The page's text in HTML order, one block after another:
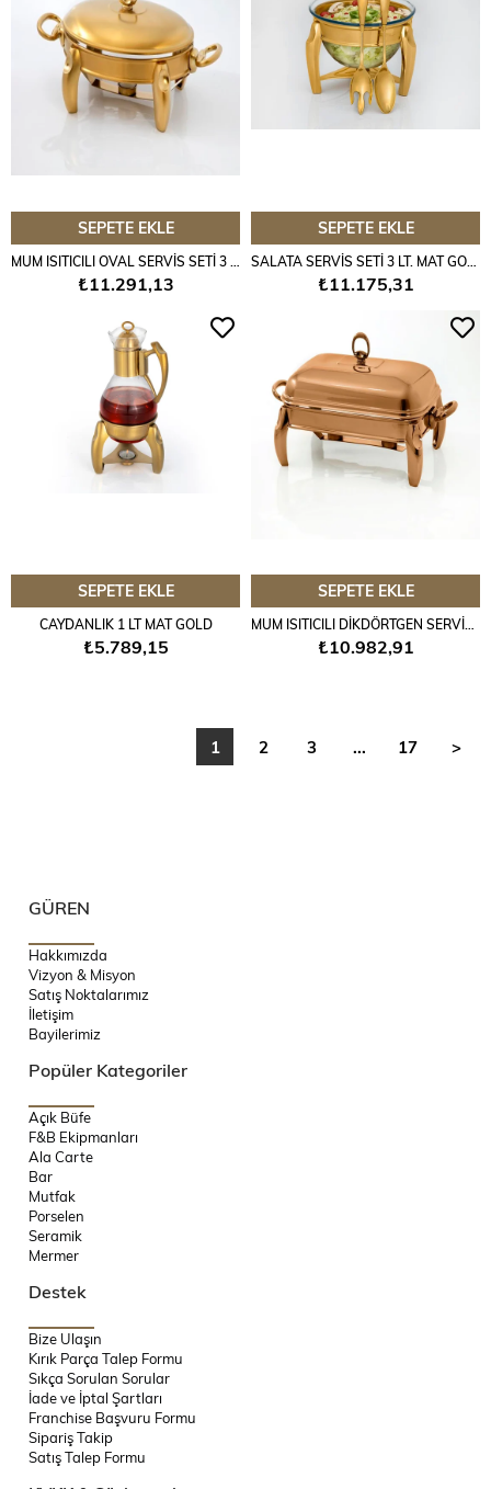
SEPETE EKLE
₺11.291,13
SEPETE EKLE
₺11.175,31
SEPETE EKLE
CAYDANLIK 1 LT MAT GOLD
₺5.789,15
SEPETE EKLE
MUM ISITICILI DİKDÖRTGEN SERVİS SETİ 1,5 LT. ROSEGOLD
₺10.982,91
1 2 3 ... 17 >
GÜREN
Hakkımızda
Vizyon & Misyon
Satış Noktalarımız
İletişim
Bayilerimiz
Popüler Kategoriler
Açık Büfe
F&B Ekipmanları
Ala Carte
Bar
Mutfak
Porselen
Seramik
Mermer
Destek
Bize Ulaşın
Kırık Parça Talep Formu
Sıkça Sorulan Sorular
İade ve İptal Şartları
Franchise Başvuru Formu
Sipariş Takip
Satış Talep Formu